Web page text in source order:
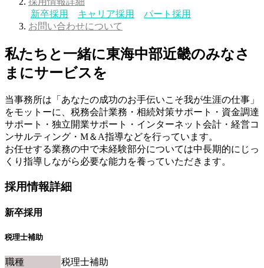
新卒採用
キャリア採用
パート採用
お問い合わせについて
私たちと一緒に東海中部近畿のみなさ
まにサービスを
当事務所は「あなたの成功のお手伝いこそ我が生涯の仕事」
をモットーに、税務会計業務・相続対策サポート・資金調達
サポート・独立開業サポート・インターネット会計・経営コ
ンサルティング・M＆A指導などを行っています。
お任せする業務の中で未経験部分については中長期的にじっ
くり指導しながら必要な能力を養っていただきます。
採用情報詳細
新卒採用
税理士補助
職種
税理士補助